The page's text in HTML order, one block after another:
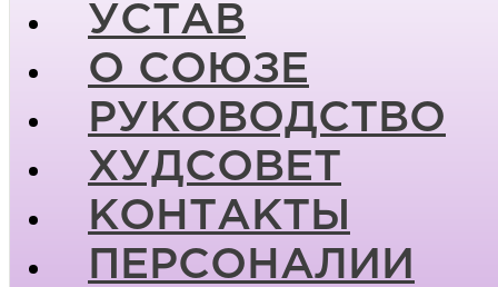
УСТАВ
О СОЮЗЕ
РУКОВОДСТВО
ХУДСОВЕТ
КОНТАКТЫ
ПЕРСОНАЛИИ